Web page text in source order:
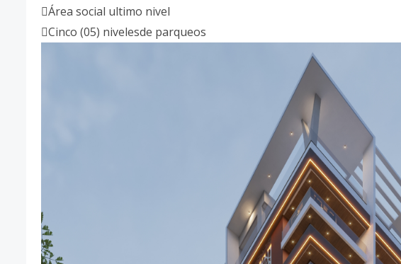
Área social ultimo nivel
Cinco (05) nivelesde parqueos